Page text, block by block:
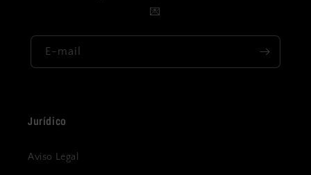
💌
E-mail
Jurídico
Aviso Legal